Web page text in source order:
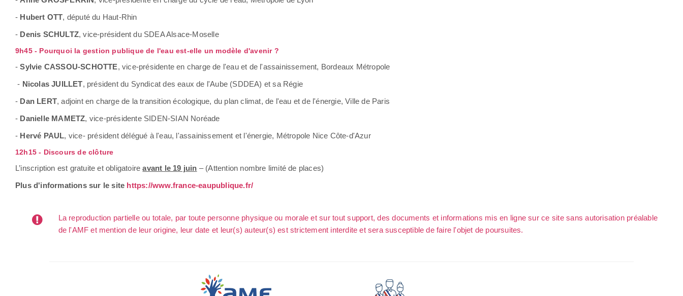
- Hubert OTT, député du Haut-Rhin
- Denis SCHULTZ, vice-président du SDEA Alsace-Moselle
9h45 - Pourquoi la gestion publique de l'eau est-elle un modèle d'avenir ?
- Sylvie CASSOU-SCHOTTE, vice-présidente en charge de l'eau et de l'assainissement, Bordeaux Métropole
- Nicolas JUILLET, président du Syndicat des eaux de l'Aube (SDDEA) et sa Régie
- Dan LERT, adjoint en charge de la transition écologique, du plan climat, de l'eau et de l'énergie, Ville de Paris
- Danielle MAMETZ, vice-présidente SIDEN-SIAN Noréade
- Hervé PAUL, vice- président délégué à l'eau, l'assainissement et l'énergie, Métropole Nice Côte-d'Azur
12h15 - Discours de clôture
L’inscription est gratuite et obligatoireavant le 19 juin – (Attention nombre limité de places)
Plus d'informations sur le site https://www.france-eaupublique.fr/
La reproduction partielle ou totale, par toute personne physique ou morale et sur tout support, des documents et informations mis en ligne sur ce site sans autorisation préalable
de l'AMF et mention de leur origine, leur date et leur(s) auteur(s) est strictement interdite et sera susceptible de faire l'objet de poursuites.